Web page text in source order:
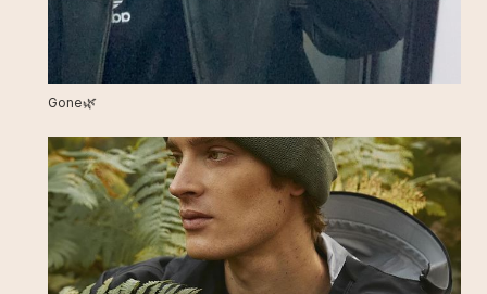
Gone🌿